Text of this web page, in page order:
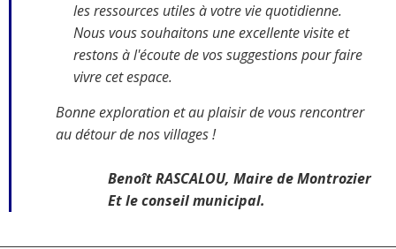
les ressources utiles à votre vie quotidienne.
Nous vous souhaitons une excellente visite et
restons à l'écoute de vos suggestions pour faire
vivre cet espace.
Bonne exploration et au plaisir de vous rencontrer
au détour de nos villages !
Benoît RASCALOU, Maire de Montrozier